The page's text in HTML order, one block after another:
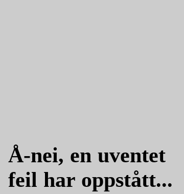
Å-nei, en uventet
feil har oppstått...